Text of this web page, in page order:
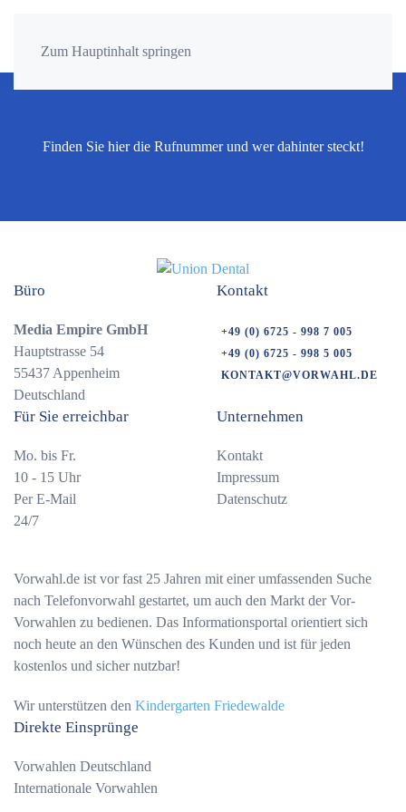
Zum Hauptinhalt springen
Finden Sie hier die Rufnummer und wer dahinter steckt!
Büro
Media Empire GmbH
Hauptstrasse 54
55437 Appenheim
Deutschland
Kontakt
+49 (0) 6725 - 998 7 005
+49 (0) 6725 - 998 5 005
KONTAKT@VORWAHL.DE
Für Sie erreichbar
Mo. bis Fr.
10 - 15 Uhr
Per E-Mail
24/7
Unternehmen
Kontakt
Impressum
Datenschutz
Vorwahl.de ist vor fast 25 Jahren mit einer umfassenden Suche
nach Telefonvorwahl gestartet, um auch den Markt der Vor-
Vorwahlen zu bedienen. Das Informationsportal orientiert sich
noch heute an den Wünschen des Kunden und ist für jeden
kostenlos und sicher nutzbar!
Wir unterstützen den Kindergarten Friedewalde
Direkte Einsprünge
Vorwahlen Deutschland
Internationale Vorwahlen